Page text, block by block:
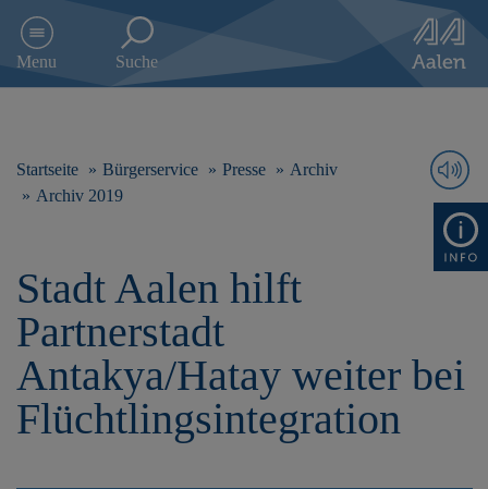
e
p
Menu Suche
Startseite Bürgerservice Presse
Archiv
Archiv 2019
Stadt Aalen hilft
Partnerstadt
Antakya/Hatay weiter bei
Flüchtlingsintegration